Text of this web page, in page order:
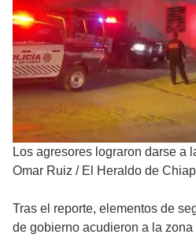
Los agresores lograron darse a
Omar Ruiz / El Heraldo de
Tras el reporte, elementos de
de gobierno acudieron a la